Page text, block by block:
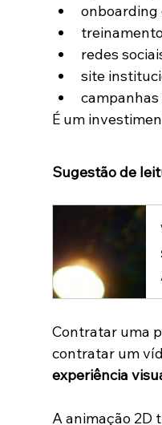
onboarding
redes
site
É um
Sugestão de
Contratar uma
contratar um
experiência
A animação 2D